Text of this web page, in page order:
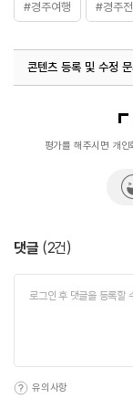
#경주여행 #경주
콘텐츠 등록 및 수정
평가를 해주시면 개인
댓글 (2건)
유의사항